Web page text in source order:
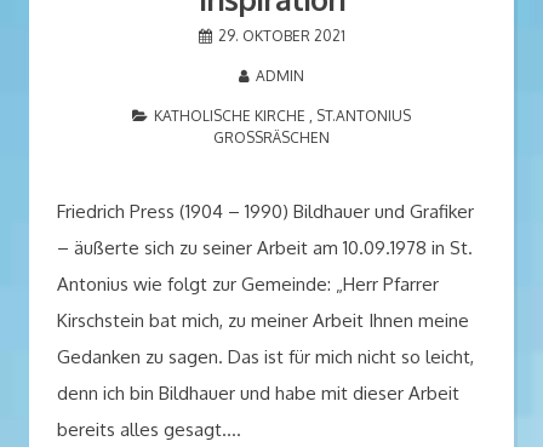
29. OKTOBER 2021
ADMIN
KATHOLISCHE KIRCHE , ST.ANTONIUS
GROSSRÄSCHEN
Friedrich Press (1904 – 1990) Bildhauer und Grafiker
– äußerte sich zu seiner Arbeit am 10.09.1978 in St.
Antonius wie folgt zur Gemeinde: „Herr Pfarrer
Kirschstein bat mich, zu meiner Arbeit Ihnen meine
Gedanken zu sagen. Das ist für mich nicht so leicht,
denn ich bin Bildhauer und habe mit dieser Arbeit
bereits alles gesagt.…